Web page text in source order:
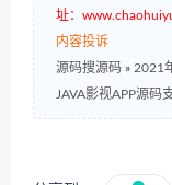
址：
内容投诉
源码搜源码 » 2021
JAVA影视APP源码